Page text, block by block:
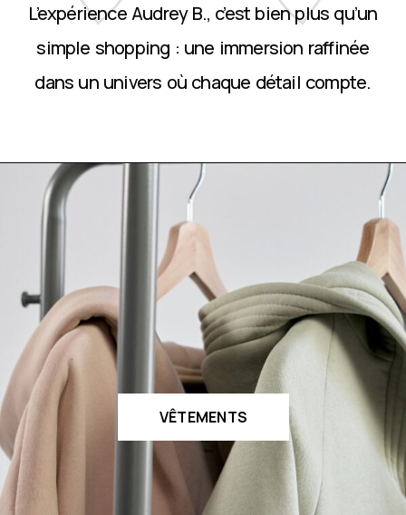
L’expérience Audrey B., c’est bien plus qu’un
simple shopping : une immersion raffinée
dans un univers où chaque détail compte.
VÊTEMENTS